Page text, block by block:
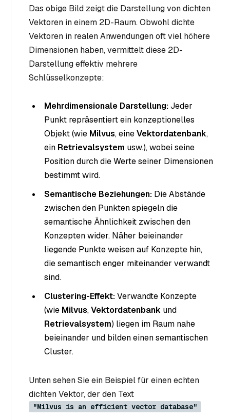
Das obige Bild zeigt die Darstellung von dichten
Vektoren in einem 2D-Raum. Obwohl dichte
Vektoren in realen Anwendungen oft viel höhere
Dimensionen haben, vermittelt diese 2D-
Darstellung effektiv mehrere
Schlüsselkonzepte:
Mehrdimensionale Darstellung:Jeder
Punkt repräsentiert ein konzeptionelles
Objekt (wie Milvus, eineVektordatenbank,
ein Retrievalsystem usw.), wobei seine
Position durch die Werte seiner Dimensionen
bestimmt wird.
Semantische Beziehungen: Die Abstände
zwischen den Punkten spiegeln die
semantische Ähnlichkeit zwischen den
Konzepten wider. Näher beieinander
liegende Punkte weisen auf Konzepte hin,
die semantisch enger miteinander verwandt
sind.
Clustering-Effekt:Verwandte Konzepte
(wie Milvus,Vektordatenbank und
Retrievalsystem) liegen im Raum nahe
beieinander und bilden einen semantischen
Cluster.
Unten sehen Sie ein Beispiel für einen echten
dichten Vektor, der den Text
"Milvus is an efficient vector database"